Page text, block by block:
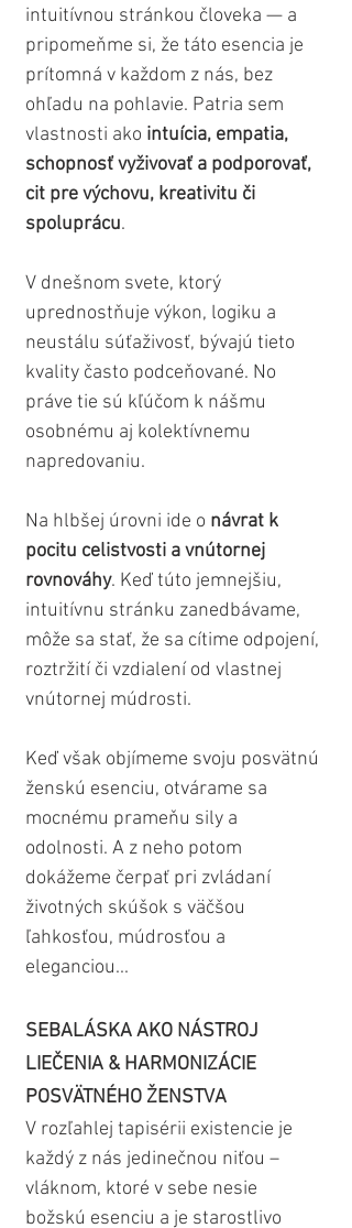
intuitívnou stránkou človeka — a
pripomeňme si, že táto esencia je
prítomná v každom z nás, bez
ohľadu na pohlavie. Patria sem
vlastnosti ako intuícia, empatia,
schopnosť vyživovať a podporovať,
cit pre výchovu, kreativitu či
spoluprácu.
V dnešnom svete, ktorý
uprednostňuje výkon, logiku a
neustálu súťaživosť, bývajú tieto
kvality často podceňované. No
práve tie sú kľúčom k nášmu
osobnému aj kolektívnemu
napredovaniu.
Na hlbšej úrovni ide o návrat k
pocitu celistvosti a vnútornej
rovnováhy. Keď túto jemnejšiu,
intuitívnu stránku zanedbávame,
môže sa stať, že sa cítime odpojení,
roztržití či vzdialení od vlastnej
vnútornej múdrosti.
Keď však objímeme svoju posvätnú
ženskú esenciu, otvárame sa
mocnému prameňu sily a
odolnosti. A z neho potom
dokážeme čerpať pri zvládaní
životných skúšok s väčšou
ľahkosťou, múdrosťou a
eleganciou...
SEBALÁSKA AKO NÁSTROJ
LIEČENIA & HARMONIZÁCIE
POSVÄTNÉHO ŽENSTVA
V rozľahlej tapisérii existencie je
každý z nás jedinečnou niťou –
vláknom, ktoré v sebe nesie
božskú esenciu a je starostlivo